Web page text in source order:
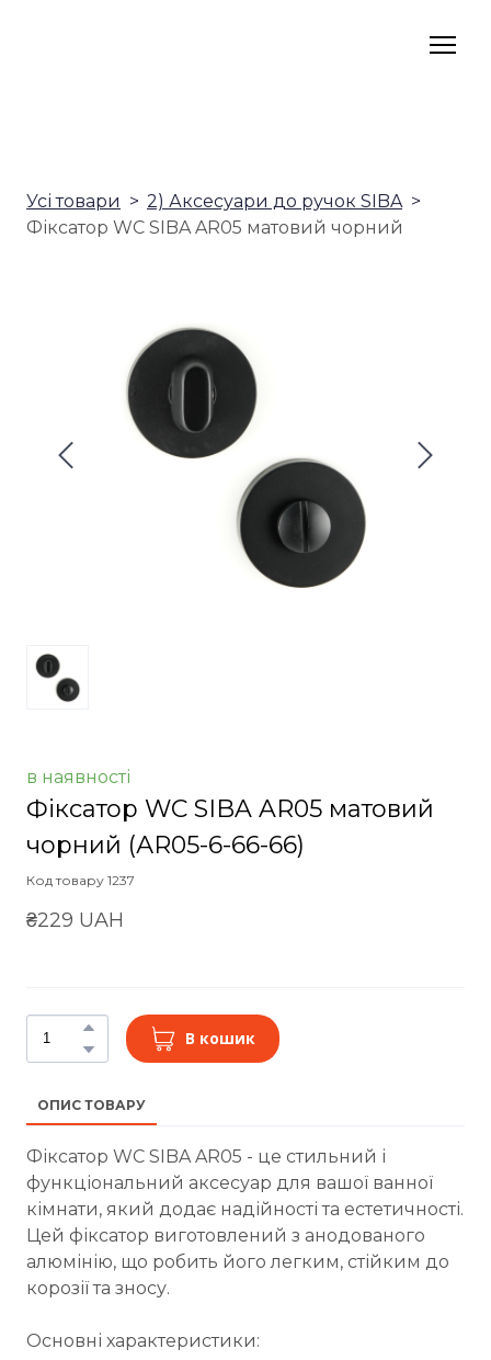
Усі товари
2) Аксесуари до ручок SIBA
Фіксатор WC SIBA AR05 матовий чорний
в наявності
Фіксатор WC SIBA AR05 матовий
чорний (АR05-6-66-66)
Код товару 1237
₴229 UAH
В кошик
ОПИС ТОВАРУ
Фіксатор WC SIBA AR05 - це стильний і
функціональний аксесуар для вашої ванної
кімнати, який додає надійності та естетичності.
Цей фіксатор виготовлений з анодованого
алюмінію, що робить його легким, стійким до
корозії та зносу.
Основні характеристики: